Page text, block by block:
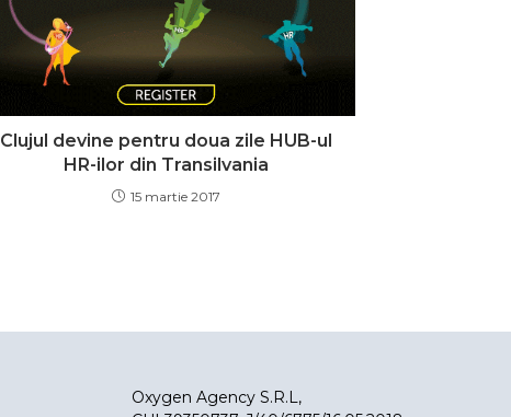
Clujul devine pentru doua zile HUB-ul
HR-ilor din Transilvania
15 martie 2017
Oxygen Agency S.R.L,